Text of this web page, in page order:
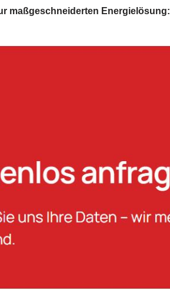
maßgeschneiderten Energielösung: